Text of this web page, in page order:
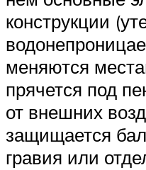
конструкции
меняются
прячется под
от внешних
защищается
гравия или